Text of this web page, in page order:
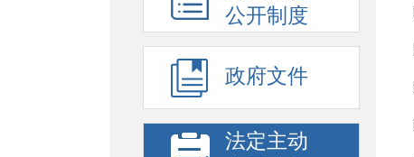
公开制度
政府文件
法定主动